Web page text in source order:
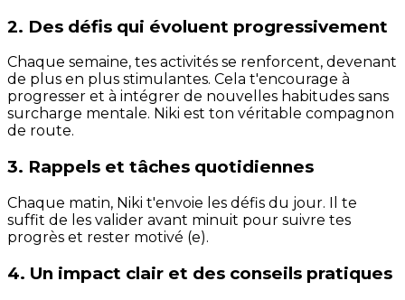
2. Des défis qui évoluent progressivement
Chaque semaine, tes activités se renforcent, devenant
de plus en plus stimulantes. Cela t'encourage à
progresser et à intégrer de nouvelles habitudes sans
surcharge mentale. Niki est ton véritable compagnon
de route.
3. Rappels et tâches quotidiennes
Chaque matin, Niki t'envoie les défis du jour. Il te
suffit de les valider avant minuit pour suivre tes
progrès et rester motivé (e).
4. Un impact clair et des conseils pratiques